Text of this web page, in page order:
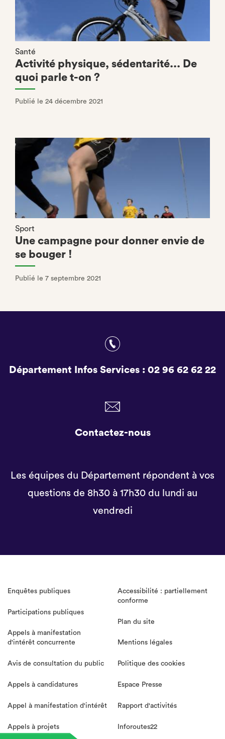
Santé
Activité physique, sédentarité... De
quoi parle t-on ?
Publié le 24 décembre 2021
Sport
Une campagne pour donner envie de
se bouger !
Publié le 7 septembre 2021
Département Infos Services : 02 96 62 62 22
Contactez-nous
Les équipes du Département répondent à vos
questions de 8h30 à 17h30 du lundi au
vendredi
Enquêtes publiques
Participations publiques
Appels à manifestation
d'intérêt concurrente
Avis de consultation du public
Appels à candidatures
Appel à manifestation d'intérêt
Appels à projets
Accessibilité : partiellement
conforme
Plan du site
Mentions légales
Politique des cookies
Espace Presse
Rapport d'activités
Inforoutes22